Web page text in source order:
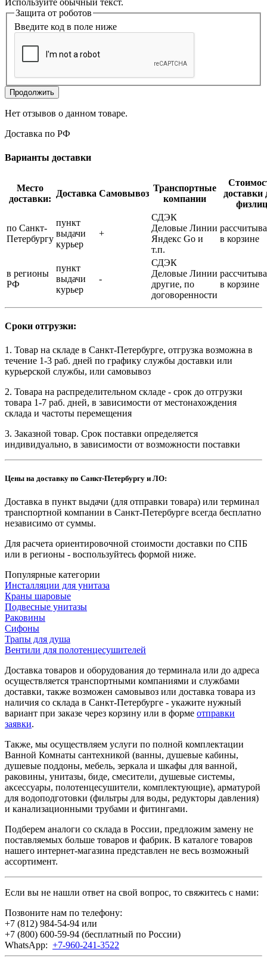
Защита от роботов
Введите код в поле ниже
Продолжить
Нет отзывов о данном товаре.
Доставка по РФ
Варианты доставки
Место
доставки:
Доставка Самовывоз
Транспортные
компании
доставки
физлиц
по Санкт-
Петербургу
пункт
выдачи
курьер
+
СДЭК
Деловые Линии
Яндекс Go и
т.п.
в корзине
в регионы
РФ
пункт
выдачи
курьер
-
СДЭК
Деловые Линии
другие, по
договоренности
в корзине
Сроки отгрузки:
1. Товар на складе в Санкт-Петербурге, отгрузка возможна в
течение 1-3 раб. дней по графику службы доставки или
курьерской службы, или самовывоз
2. Товара на распределительном складе - срок до отгрузки
товара 1-7 раб. дней, в зависимости от местонахождения
склада и частоты перемещения
3. Заказной товар. Срок поставки определяется
индивидуально, в зависимости от возможности поставки
Цены на доставку по Санкт-Петербургу и ЛО:
Доставка в пункт выдачи (для отправки товара) или терминал
транспортной компании в Санкт-Петербурге всегда бесплатно
независимо от суммы.
Для расчета ориентировочной стоимости доставки по СПБ
или в регионы - воспользуйтесь формой ниже.
Популярные категории
Инсталляции для унитаза
Краны шаровые
Подвесные унитазы
Раковины
Сифоны
Трапы для душа
Вентили для полотенцесушителей
Доставка товаров и оборудования до терминала или до адреса
осуществляется транспортными компаниями и службами
доставки, также возможен самовывоз или доставка товара из
наличия со склада в Санкт-Петербурге - укажите нужный
вариант при заказе через корзину или в форме отправки
заявки.
Также, мы осуществляем услуги по полной комплектации
Ванной Комнаты сантехникой (ванны, душевые кабины,
душевые поддоны, мебель, зеркала и шкафы для ванной,
раковины, унитазы, биде, смесители, душевые системы,
аксессуары, полотенцесушители, комплектующие), арматурой
для водоподготовки (фильтры для воды, редукторы давления)
и канализационными трубами и фитингами.
Подберем аналоги со склада в России, предложим замену не
поставляемых больше товаров и фабрик. В каталоге товаров
нашего интернет-магазина представлен не весь возможный
ассортимент.
Если вы не нашли ответ на свой вопрос, то свяжитесь с нами:
Позвоните нам по телефону:
+7 (812) 984-54-94 или
+7 (800) 600-59-94 (бесплатный по России)
WhatsApp: +7-960-241-3522